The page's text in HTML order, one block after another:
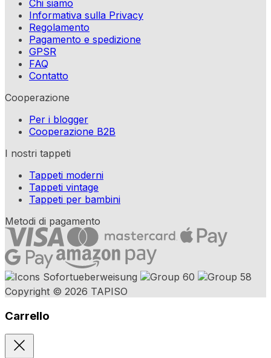
Chi siamo
Informativa sulla Privacy
Regolamento
Pagamento e spedizione
GPSR
FAQ
Contatto
Cooperazione
Per i blogger
Cooperazione B2B
I nostri tappeti
Tappeti moderni
Tappeti vintage
Tappeti per bambini
Metodi di pagamento
Copyright © 2026 TAPISO
Carrello